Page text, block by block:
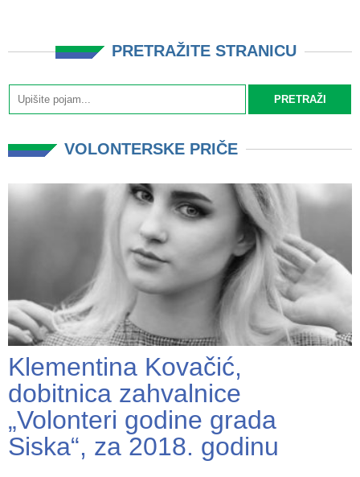
PRETRAŽITE STRANICU
VOLONTERSKE PRIČE
Klementina Kovačić,
dobitnica zahvalnice
„Volonteri godine grada
Siska“, za 2018. godinu